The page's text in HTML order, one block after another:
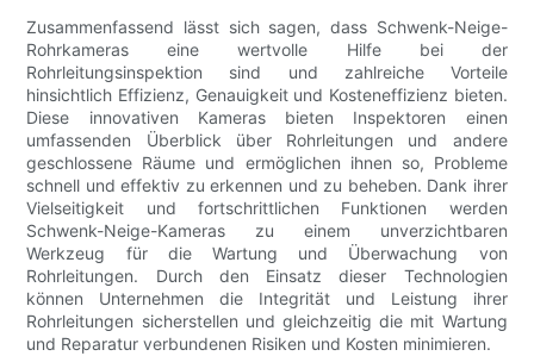
Zusammenfassend lässt sich sagen, dass Schwenk-Neige-
Rohrkameras eine wertvolle Hilfe bei der
Rohrleitungsinspektion sind und zahlreiche Vorteile
hinsichtlich Effizienz, Genauigkeit und Kosteneffizienz bieten.
Diese innovativen Kameras bieten Inspektoren einen
umfassenden Überblick über Rohrleitungen und andere
geschlossene Räume und ermöglichen ihnen so, Probleme
schnell und effektiv zu erkennen und zu beheben. Dank ihrer
Vielseitigkeit und fortschrittlichen Funktionen werden
Schwenk-Neige-Kameras zu einem unverzichtbaren
Werkzeug für die Wartung und Überwachung von
Rohrleitungen. Durch den Einsatz dieser Technologien
können Unternehmen die Integrität und Leistung ihrer
Rohrleitungen sicherstellen und gleichzeitig die mit Wartung
und Reparatur verbundenen Risiken und Kosten minimieren.